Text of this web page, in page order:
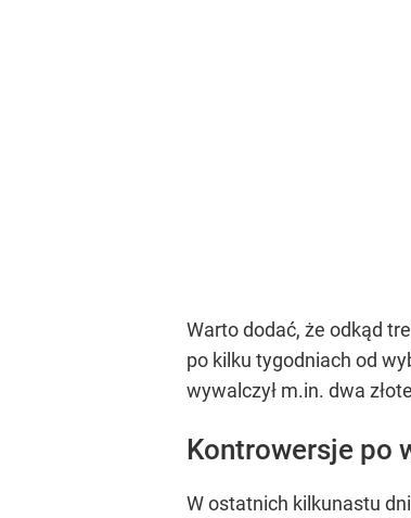
Warto dodać, że odkąd
po kilku tygodniach od
wywalczył m.in. dwa
Kontrowersje po
W ostatnich kilkunastu